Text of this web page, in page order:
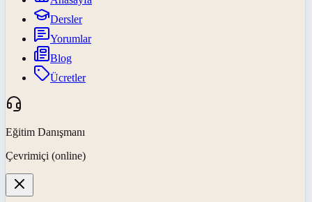
Dersler
Yorumlar
Blog
Ücretler
Eğitim Danışmanı
Çevrimiçi (online)